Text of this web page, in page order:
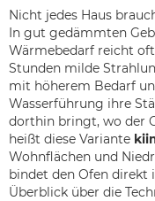
Nicht jedes Haus
In gut gedämmten
Wärmebedarf reicht
Stunden milde
mit höherem Bedarf
Wasserführung ihre
dorthin bringt, wo der
heißt diese Variante
Wohnflächen und
bindet den Ofen direkt
Überblick über die